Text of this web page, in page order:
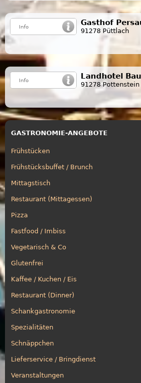
Gasthof
91278 Püttlach
Landhotel
91278 Pottenstein
GASTRONOMIE-ANGEBOTE
Frühstücken
Frühstücksbuffet / Brunch
Mittagstisch
Restaurant (Mittagessen)
Pizza
Fastfood / Imbiss
Vegetarisch & Co
Glutenfrei
Kaffee / Kuchen / Eis
Restaurant (Dinner)
Schankgastronomie
Spezialitäten
Schnäppchen
Lieferservice / Bringdienst
Veranstaltungen